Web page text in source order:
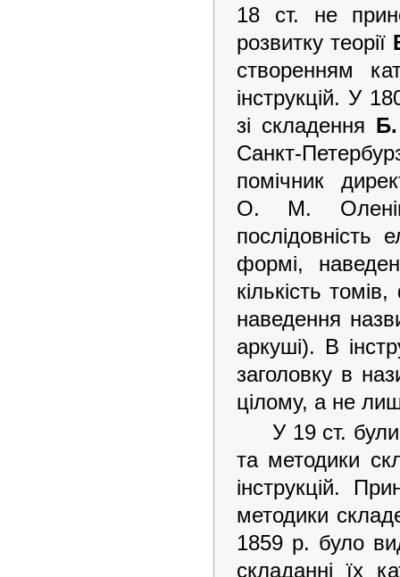
18 ст. не
розвитку теорії
створенням
інструкцій. У
зі складення
Санкт-
помічник
О. М. Оленін
послідовність
формі,
кількість
наведення
аркуші). В
заголовку в
цілому, а не
У 19 ст.
та методики
інструкцій.
методики
1859 р. було
складанні їх